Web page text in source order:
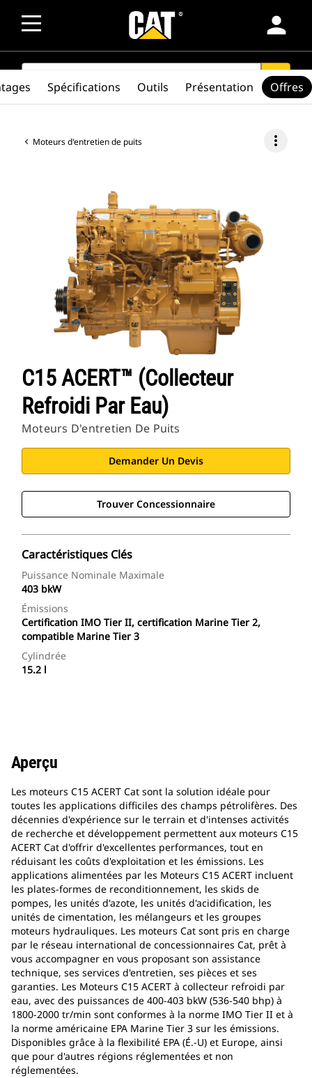
person
SEARCH search
Moteurs d'entretien de puits more_vert
C15 ACERT™ (collecteur
Refroidi Par Eau)
Moteurs D'entretien De Puits
Demander Un Devis
Trouver Concessionnaire
Caractéristiques Clés
Puissance Nominale Maximale
403 bkW
Émissions
Certification IMO Tier II, certification Marine Tier 2,
compatible Marine Tier 3
Cylindrée
15.2 l
Spécifications Outils Présentation Offres
Aperçu
Les moteurs C15 ACERT Cat sont la solution idéale pour
toutes les applications difficiles des champs pétrolifères. Des
décennies d'expérience sur le terrain et d'intenses activités
de recherche et développement permettent aux moteurs C15
ACERT Cat d'offrir d'excellentes performances, tout en
réduisant les coûts d'exploitation et les émissions. Les
applications alimentées par les Moteurs C15 ACERT incluent
les plates-formes de reconditionnement, les skids de
pompes, les unités d'azote, les unités d'acidification, les
unités de cimentation, les mélangeurs et les groupes
moteurs hydrauliques. Les moteurs Cat sont pris en charge
par le réseau international de concessionnaires Cat, prêt à
vous accompagner en vous proposant son assistance
technique, ses services d'entretien, ses pièces et ses
garanties. Les Moteurs C15 ACERT à collecteur refroidi par
eau, avec des puissances de 400-403 bkW (536-540 bhp) à
1800-2000 tr/min sont conformes à la norme IMO Tier II et à
la norme américaine EPA Marine Tier 3 sur les émissions.
Disponibles grâce à la flexibilité EPA (É.-U) et Europe, ainsi
que pour d'autres régions réglementées et non
réglementées.